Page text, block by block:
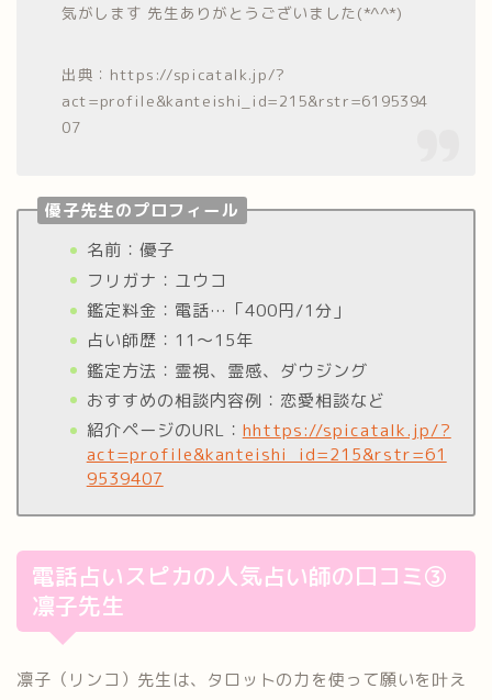
気がします 先生ありがとうございました(*^^*)
出典：https://spicatalk.jp/?
act=profile&kanteishi_id=215&rstr=6195394
07
優子先生のプロフィール
名前：優子
フリガナ：ユウコ
鑑定料金：電話…「400円/1分」
占い師歴：11〜15年
鑑定方法：霊視、霊感、ダウジング
おすすめの相談内容例：恋愛相談など
紹介ページのURL： hhttps://spicatalk.jp/?
act=profile&kanteishi_id=215&rstr=61
9539407
電話占いスピカの人気占い師の口コミ③
凛子先生
凛子（リンコ）先生は、タロットの力を使って願いを叶え